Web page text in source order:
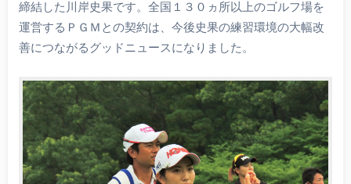
締結した川岸史果です。全国１３０ヵ所以上のゴルフ場を
運営するＰＧＭとの契約は、今後史果の練習環境の大幅改
善につながるグッドニュースになりました。